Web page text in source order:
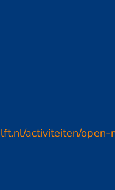
activiteiten/open-